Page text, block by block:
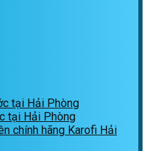
tại Hải Phòng
tại Hải Phòng
chính hãng Karofi Hải